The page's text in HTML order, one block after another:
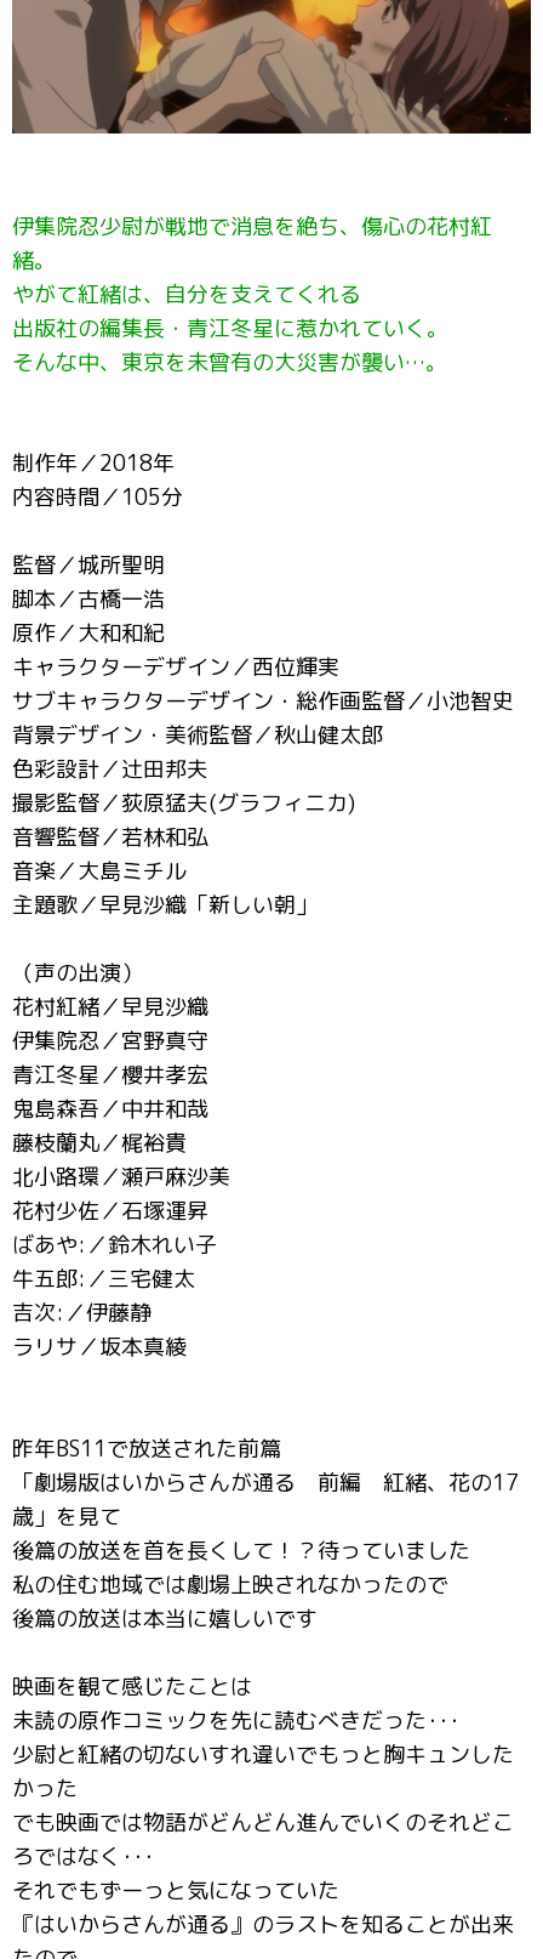
伊集院忍少尉が戦地で消息を絶ち、傷心の花村紅
緒。
やがて紅緒は、自分を支えてくれる
出版社の編集長・青江冬星に惹かれていく。
そんな中、東京を未曾有の大災害が襲い…。
制作年／2018年
内容時間／105分
監督／城所聖明
脚本／古橋一浩
原作／大和和紀
キャラクターデザイン／西位輝実
サブキャラクターデザイン・総作画監督／小池智史
背景デザイン・美術監督／秋山健太郎
色彩設計／辻田邦夫
撮影監督／荻原猛夫(グラフィニカ)
音響監督／若林和弘
音楽／大島ミチル
主題歌／早見沙織「新しい朝」
（声の出演）
花村紅緒／早見沙織
伊集院忍／宮野真守
青江冬星／櫻井孝宏
鬼島森吾／中井和哉
藤枝蘭丸／梶裕貴
北小路環／瀬戸麻沙美
花村少佐／石塚運昇
ばあや:／鈴木れい子
牛五郎:／三宅健太
吉次:／伊藤静
ラリサ／坂本真綾
昨年BS11で放送された前篇
「劇場版はいからさんが通る 前編 紅緒、花の17
歳」を見て
後篇の放送を首を長くして！？待っていました
私の住む地域では劇場上映されなかったので
後篇の放送は本当に嬉しいです
映画を観て感じたことは
未読の原作コミックを先に読むべきだった･･･
少尉と紅緒の切ないすれ違いでもっと胸キュンした
かった
でも映画では物語がどんどん進んでいくのそれどこ
ろではなく･･･
それでもずーっと気になっていた
『はいからさんが通る』のラストを知ることが出来